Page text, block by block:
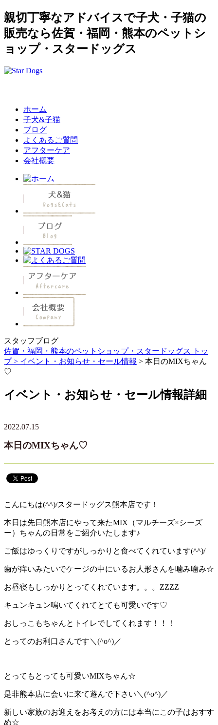
親切丁寧なアドバイスで子犬・子猫の
販売なら佐賀・福岡・熊本のペットシ
ョップ・スタードッグス
ホーム
子犬&子猫
ブログ
よくあるご質問
アフターケア
会社概要
スタッフブログ
佐賀・福岡・熊本のペットショップ・スタードッグス トッ
プ > イベント・お知らせ・セール情報 > 本日のMIXちゃん
♡
イベント・お知らせ・セール情報詳細
2022.07.15
本日のMIXちゃん♡
こんにちは(^^)/スタードッグス熊本店です！
本日は先日熊本店にやって来たMIX（マルチーズ×シーズ
ー）ちゃんの日常をご紹介いたします♪
ご飯はゆっくりですがしっかりと食べてくれています(^^)/
歯が痒いみたいでケージの中にいるお人形さんを噛み噛み☆
お昼寝もしっかりとってくれています。。。ZZZZ
キュンキュン鳴いてくれてとても可愛いです♡
おしっこもちゃんとトイレでしてくれます！！！
とってのお利口さんです＼(^o^)／
とってもとっても可愛いMIXちゃん☆
是非熊本店に会いに来て遊んで下さい＼(^o^)／
新しい家族のお迎えをお考えの方には本当にこの子はおすす
め☆